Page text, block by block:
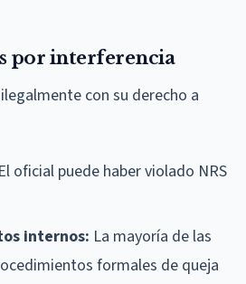
por interferencia
con su derecho a
El oficial puede haber violado NRS
internos: La mayoría de las
formales de queja